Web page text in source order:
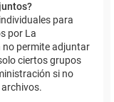
para
por La
no permite adjuntar
ciertos grupos
si no